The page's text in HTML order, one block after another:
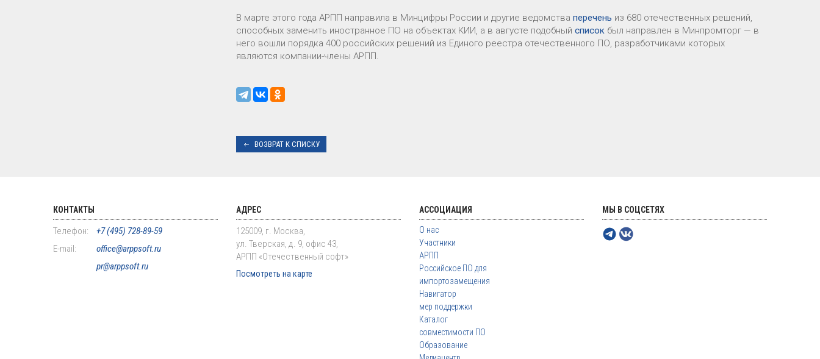
В марте этого года АРПП направила в Минцифры России и другие ведомства перечень из 680 отечественных решений,
способных заменить иностранное ПО на объектах КИИ, а в августе подобный список был направлен в Минпромторг — в
него вошли порядка 400 российских решений из Единого реестра отечественного ПО, разработчиками которых
являются компании-члены АРПП.
ВОЗВРАТ К СПИСКУ
КОНТАКТЫ
Телефон:
+7 (495) 728-89-59
E-mail:
office@arppsoft.ru
pr@arppsoft.ru
АДРЕС
125009, г. Москва,
ул. Тверская, д. 9, офис 43,
АРПП «Отечественный софт»
Посмотреть на карте
АССОЦИАЦИЯ
О нас
Участники
АРПП
Российское ПО для
импортозамещения
Навигатор
мер поддержки
Каталог
совместимости ПО
Образование
МЫ В СОЦСЕТЯХ